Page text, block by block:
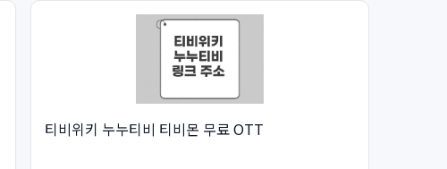
티비위키 누누티비 티비몬 무료 OTT